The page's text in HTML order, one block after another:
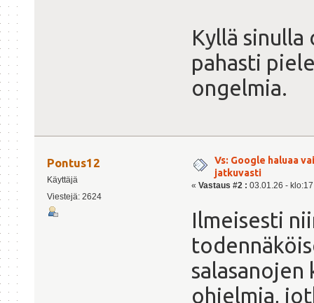
Kyllä
pahasti
ongelmia.
Pontus12
Käyttäjä
Viestejä: 2624
Vs: Google haluaa
jatkuvasti
« Vastaus #2 : 03.01.26 -
Ilmeisesti
salasanojen
ohjelmia,